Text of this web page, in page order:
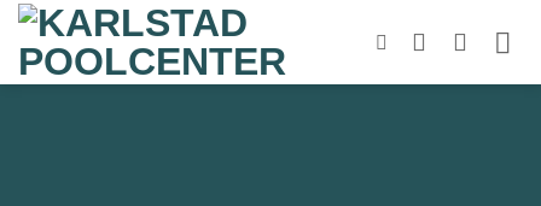
Skip
content